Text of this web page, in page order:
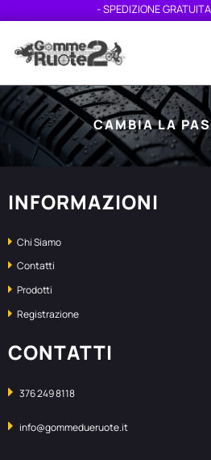
- SPEDIZIONE
CAMBIA LA
INFORMAZIONI
Chi Siamo
Contatti
Prodotti
Registrazione
CONTATTI
376 249 8118
info@gommedueruote.it